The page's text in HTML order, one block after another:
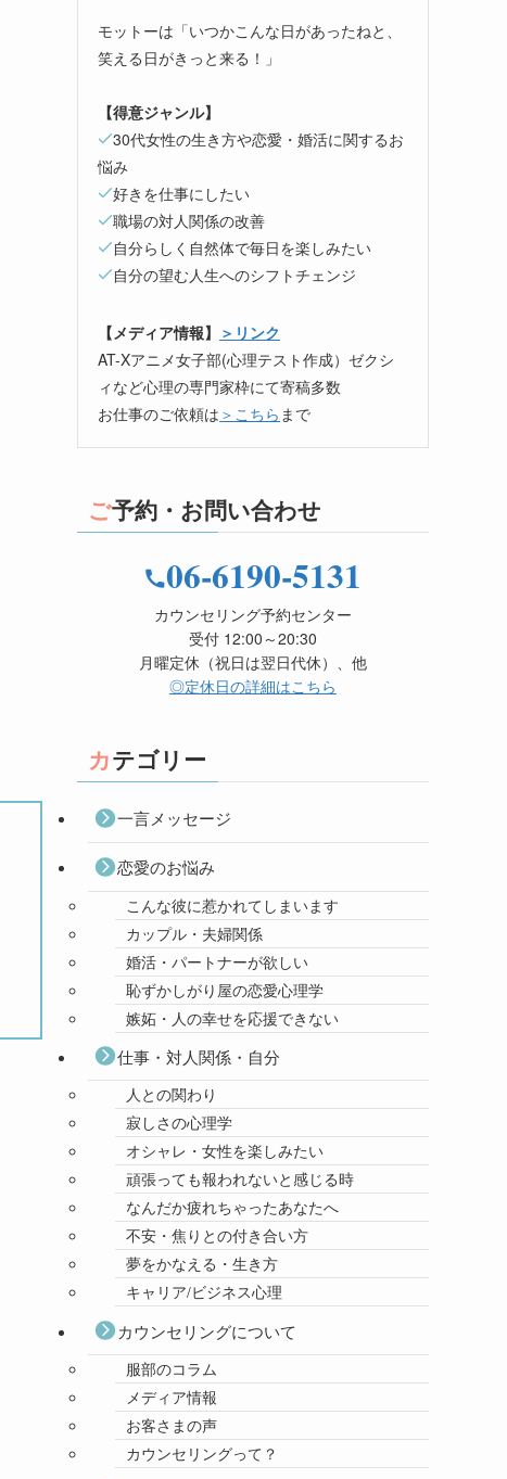
モットーは「いつかこんな日があったねと、
笑える日がきっと来る！」
【得意ジャンル】
30代女性の生き方や恋愛・婚活に関するお
悩み
好きを仕事にしたい
職場の対人関係の改善
自分らしく自然体で毎日を楽しみたい
自分の望む人生へのシフトチェンジ
【メディア情報】 ＞リンク
AT-Xアニメ女子部(心理テスト作成）ゼクシ
ィなど心理の専門家枠にて寄稿多数
お仕事のご依頼は ＞こちら まで
ご予約・お問い合わせ
06-6190-5131
カウンセリング予約センター
受付 12:00～20:30
月曜定休（祝日は翌日代休）、他
◎定休日の詳細はこちら
カテゴリー
一言メッセージ
恋愛のお悩み
こんな彼に惹かれてしまいます
カップル・夫婦関係
婚活・パートナーが欲しい
恥ずかしがり屋の恋愛心理学
嫉妬・人の幸せを応援できない
仕事・対人関係・自分
人との関わり
寂しさの心理学
オシャレ・女性を楽しみたい
頑張っても報われないと感じる時
なんだか疲れちゃったあなたへ
不安・焦りとの付き合い方
夢をかなえる・生き方
キャリア/ビジネス心理
カウンセリングについて
服部のコラム
メディア情報
お客さまの声
カウンセリングって？